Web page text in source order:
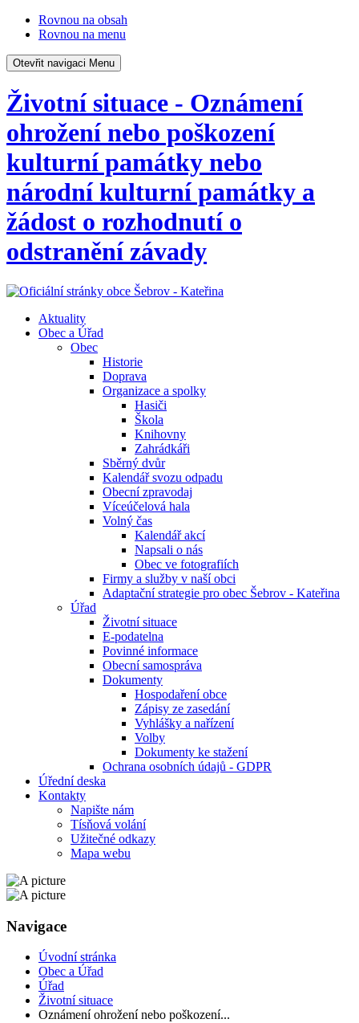
Rovnou na obsah
Rovnou na menu
Otevřit navigaci Menu
Životní situace - Oznámení
ohrožení nebo poškození
kulturní památky nebo
národní kulturní památky a
žádost o rozhodnutí o
odstranění závady
Aktuality
Obec a Úřad
Obec
Historie
Doprava
Organizace a spolky
Hasiči
Škola
Knihovny
Zahrádkáři
Sběrný dvůr
Kalendář svozu odpadu
Obecní zpravodaj
Víceúčelová hala
Volný čas
Kalendář akcí
Napsali o nás
Obec ve fotografiích
Firmy a služby v naší obci
Adaptační strategie pro obec Šebrov - Kateřina
Úřad
Životní situace
E-podatelna
Povinné informace
Obecní samospráva
Dokumenty
Hospodaření obce
Zápisy ze zasedání
Vyhlášky a nařízení
Volby
Dokumenty ke stažení
Ochrana osobních údajů - GDPR
Úřední deska
Kontakty
Napište nám
Tísňová volání
Užitečné odkazy
Mapa webu
Navigace
Úvodní stránka
Obec a Úřad
Úřad
Životní situace
Oznámení ohrožení nebo poškození...